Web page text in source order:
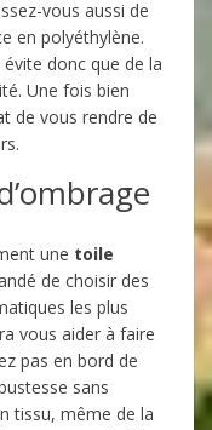
vous aussi de
en polyéthylène.
donc que de la
Une fois bien
de vous rendre de
une toile
de choisir des
les plus
vous aider à faire
pas en bord de
sans
tissu, même de la